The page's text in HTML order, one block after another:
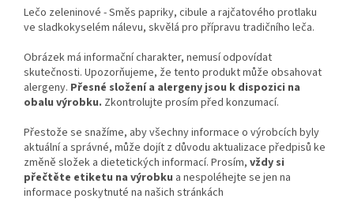
Lečo zeleninové -Směs papriky, cibule a rajčatového protlaku
ve sladkokyselém nálevu, skvělá pro přípravu tradičního leča.
Obrázek má informační charakter, nemusí odpovídat
skutečnosti. Upozorňujeme, že tento produkt může obsahovat
alergeny. Přesné složení a alergeny jsou k dispozici na
obalu výrobku. Zkontrolujte prosím před konzumací.
Přestože se snažíme, aby všechny informace o výrobcích byly
aktuální a správné, může dojít z důvodu aktualizace předpisů ke
změně složek a dietetických informací. Prosím, vždy si
přečtěte etiketu na výrobku a nespoléhejte se jen na
informace poskytnuté na našich stránkách